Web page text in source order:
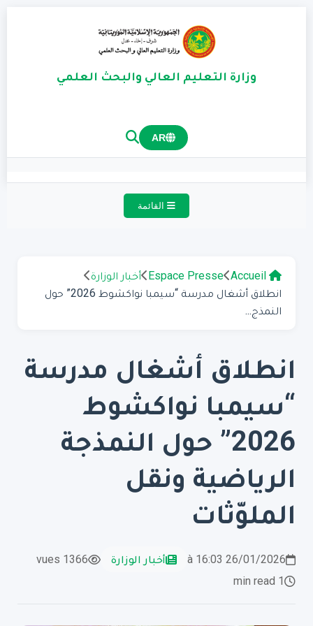
وزارة التعليم العالي والبحث العلمي
AR
القائمة
Accueil
Espace Presse أخبار الوزارة
انطلاق أشغال مدرسة “سيمبا نواكشوط 2026” حول
النمذج...
انطلاق أشغال مدرسة
“سيمبا نواكشوط
2026” حول النمذجة
الرياضية ونقل
الملوّثات
26/01/2026 à 16:03 أخبار الوزارة
1366 vues
1 min read